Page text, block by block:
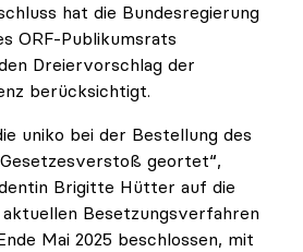
hat die Bundesregierung
ORF-Publikumsrats
Dreiervorschlag der
berücksichtigt.
uniko bei der Bestellung des
geortet“,
Brigitte Hütter auf die
Besetzungsverfahren
Mai 2025 beschlossen, mit